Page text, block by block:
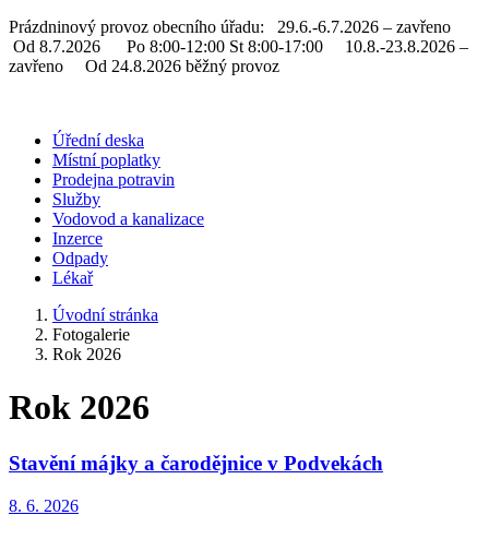
Prázdninový provoz obecního úřadu: 29.6.-6.7.2026 – zavřeno
Od 8.7.2026 Po 8:00-12:00 St 8:00-17:00 10.8.-23.8.2026 –
zavřeno Od 24.8.2026 běžný provoz
Úřední deska
Místní poplatky
Prodejna potravin
Služby
Vodovod a kanalizace
Inzerce
Odpady
Lékař
Úvodní stránka
Fotogalerie
Rok 2026
Rok 2026
Stavění májky a čarodějnice v Podvekách
8. 6. 2026